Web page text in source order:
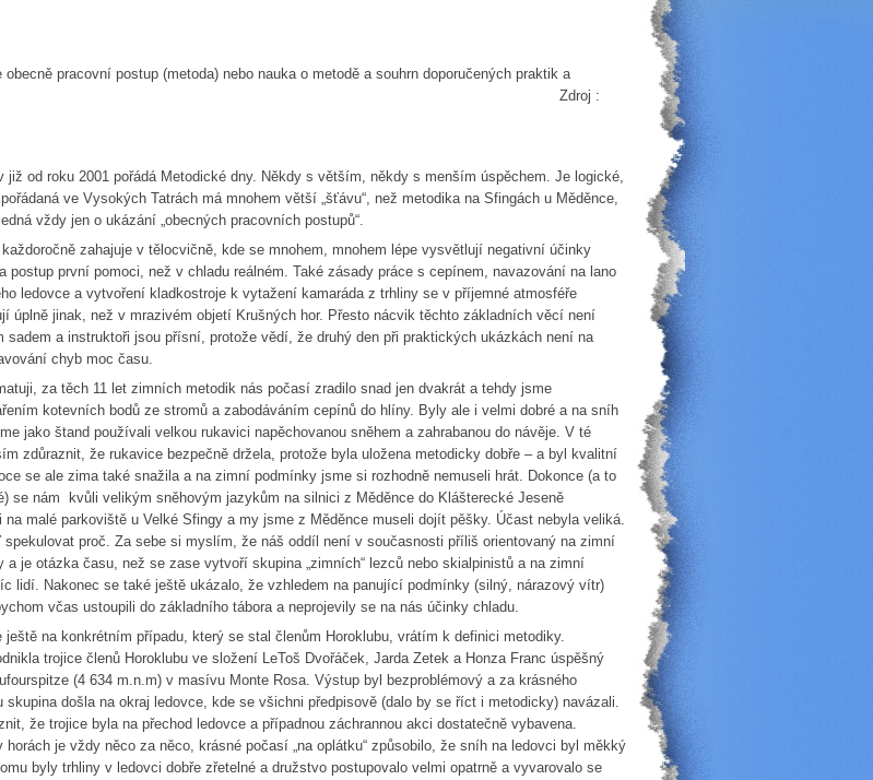
obecně pracovní postup (metoda) nebo nauka o metodě a souhrn doporučených praktik a
Zdroj :
již od roku 2001 pořádá Metodické dny. Někdy s větším, někdy s menším úspěchem. Je logické,
ve Vysokých Tatrách má mnohem větší „šťávu“, než metodika na Sfingách u Měděnce,
vždy jen o ukázání „obecných pracovních postupů“.
zahajuje v tělocvičně, kde se mnohem, mnohem lépe vysvětlují negativní účinky
postup první pomoci, než v chladu reálném. Také zásady práce s cepínem, navazování na lano
ledovce a vytvoření kladkostroje k vytažení kamaráda z trhliny se v příjemné atmosféře
úplně jinak, než v mrazivém objetí Krušných hor. Přesto nácvik těchto základních věcí není
sadem a instruktoři jsou přísní, protože vědí, že druhý den při praktických ukázkách není na
chyb moc času.
za těch 11 let zimních metodik nás počasí zradilo snad jen dvakrát a tehdy jsme
kotevních bodů ze stromů a zabodáváním cepínů do hlíny. Byly ale i velmi dobré a na sníh
jako štand používali velkou rukavici napěchovanou sněhem a zahrabanou do návěje. V té
zdůraznit, že rukavice bezpečně držela, protože byla uložena metodicky dobře – a byl kvalitní
se ale zima také snažila a na zimní podmínky jsme si rozhodně nemuseli hrát. Dokonce (a to
se nám kvůli velikým sněhovým jazykům na silnici z Měděnce do Klášterecké Jeseně
na malé parkoviště u Velké Sfingy a my jsme z Měděnce museli dojít pěšky. Účast nebyla veliká.
spekulovat proč. Za sebe si myslím, že náš oddíl není v současnosti příliš orientovaný na zimní
a je otázka času, než se zase vytvoří skupina „zimních“ lezců nebo skialpinistů a na zimní
lidí. Nakonec se také ještě ukázalo, že vzhledem na panující podmínky (silný, nárazový vítr)
včas ustoupili do základního tábora a neprojevily se na nás účinky chladu.
ještě na konkrétním případu, který se stal členům Horoklubu, vrátím k definici metodiky.
trojice členů Horoklubu ve složení LeToš Dvořáček, Jarda Zetek a Honza Franc úspěšný
(4 634 m.n.m) v masívu Monte Rosa. Výstup byl bezproblémový a za krásného
skupina došla na okraj ledovce, kde se všichni předpisově (dalo by se říct i metodicky) navázali.
že trojice byla na přechod ledovce a případnou záchrannou akci dostatečně vybavena.
horách je vždy něco za něco, krásné počasí „na oplátku“ způsobilo, že sníh na ledovci byl měkký
byly trhliny v ledovci dobře zřetelné a družstvo postupovalo velmi opatrně a vyvarovalo se